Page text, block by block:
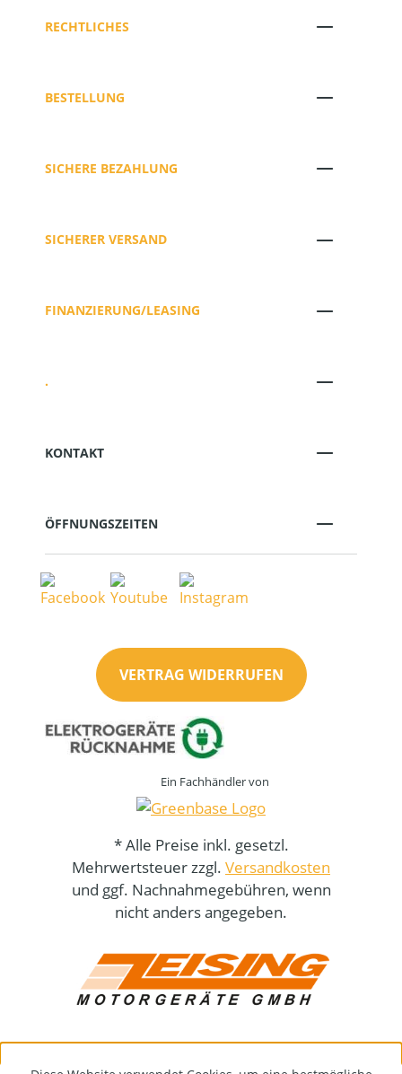
RECHTLICHES
BESTELLUNG
SICHERE BEZAHLUNG
SICHERER VERSAND
FINANZIERUNG/LEASING
.
KONTAKT
ÖFFNUNGSZEITEN
VERTRAG WIDERRUFEN
Ein Fachhändler von
* Alle Preise inkl. gesetzl.
Mehrwertsteuer zzgl. Versandkosten
und ggf. Nachnahmegebühren, wenn
nicht anders angegeben.